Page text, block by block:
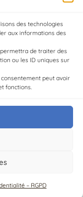
des technologies
aux informations des
de traiter des
ou les ID uniques sur
peut avoir
fonctions.
– RGPD
droits réservés.